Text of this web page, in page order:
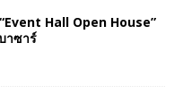
Hall Open House”
าซาร์